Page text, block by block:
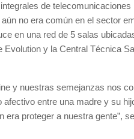
de
no era común en el sector
en una red de 5 salas
Evolution y la Central Técnica
y nuestras semejanzas nos
afectivo entre una madre y su
era proteger a nuestra gente”,